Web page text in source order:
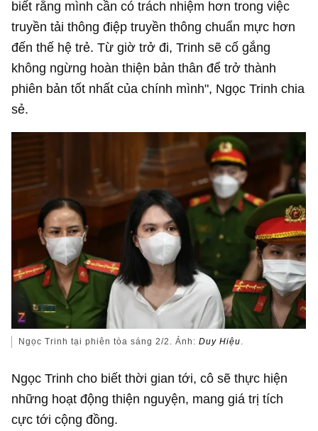
biết rằng mình cần có trách nhiệm hơn trong việc
truyền tải thông điệp truyền thông chuẩn mực hơn
đến thế hệ trẻ. Từ giờ trở đi, Trinh sẽ cố gắng
không ngừng hoàn thiện bản thân để trở thành
phiên bản tốt nhất của chính mình", Ngọc Trinh chia
sẻ.
Ngọc Trinh tại phiên tòa sáng 2/2. Ảnh:Duy Hiệu.
Ngọc Trinh cho biết thời gian tới, cô sẽ thực hiện
những hoạt động thiện nguyện, mang giá trị tích
cực tới cộng đồng.